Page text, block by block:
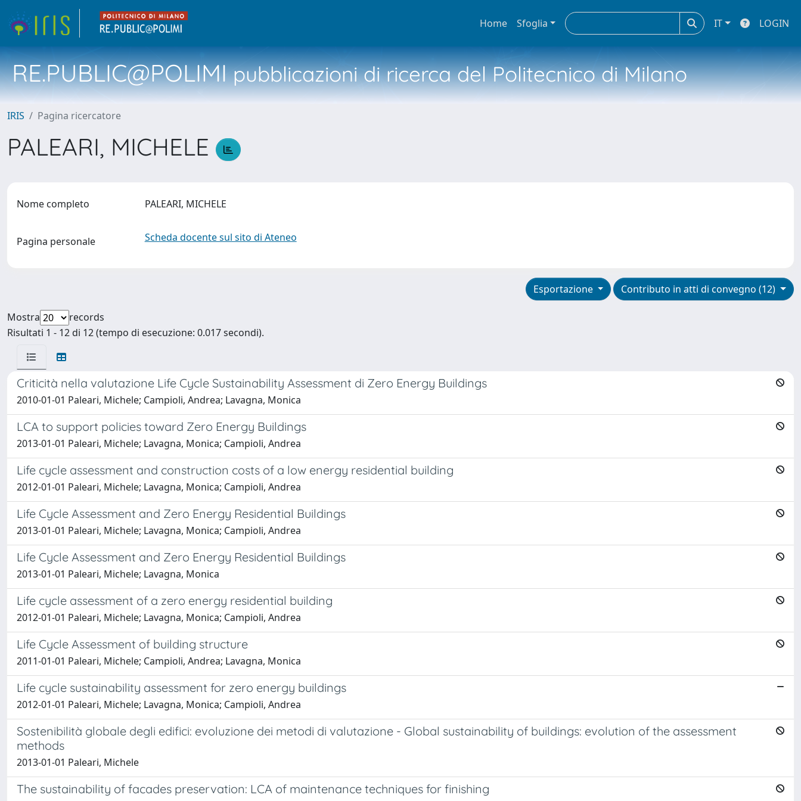
Home Sfoglia IT LOGIN
RE.PUBLIC@POLIMIpubblicazioni di ricerca del Politecnico di Milano
IRIS Pagina ricercatore
PALEARI, MICHELE
Nome completo PALEARI, MICHELE
Pagina personale Scheda docente sul sito di Ateneo
Contributo in atti di convegno (12)
Esportazione
Mostra
records
Risultati 1 - 12 di 12 (tempo di esecuzione: 0.017 secondi).
Criticità nella valutazione Life Cycle Sustainability Assessment di Zero Energy Buildings
2010-01-01 Paleari, Michele; Campioli, Andrea; Lavagna, Monica
LCA to support policies toward Zero Energy Buildings
2013-01-01 Paleari, Michele; Lavagna, Monica; Campioli, Andrea
Life cycle assessment and construction costs of a low energy residential building
2012-01-01 Paleari, Michele; Lavagna, Monica; Campioli, Andrea
Life Cycle Assessment and Zero Energy Residential Buildings
2013-01-01 Paleari, Michele; Lavagna, Monica; Campioli, Andrea
Life Cycle Assessment and Zero Energy Residential Buildings
2013-01-01 Paleari, Michele; Lavagna, Monica
Life cycle assessment of a zero energy residential building
2012-01-01 Paleari, Michele; Lavagna, Monica; Campioli, Andrea
Life Cycle Assessment of building structure
2011-01-01 Paleari, Michele; Campioli, Andrea; Lavagna, Monica
Life cycle sustainability assessment for zero energy buildings
2012-01-01 Paleari, Michele; Lavagna, Monica; Campioli, Andrea
Sostenibilità globale degli edifici: evoluzione dei metodi di valutazione - Global sustainability of buildings: evolution of the assessment
methods
2013-01-01 Paleari, Michele
The sustainability of facades preservation: LCA of maintenance techniques for finishing